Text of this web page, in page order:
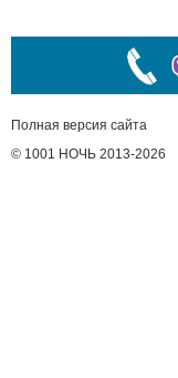
Полная версия сайта
© 1001 НОЧЬ 2013-2026